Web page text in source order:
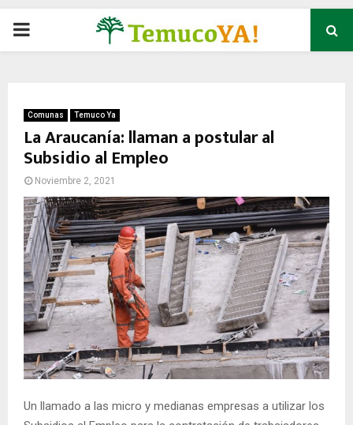
P
M
A
R
Y
M
E
N
Comunas Temuco Ya
La Araucanía: llaman a postular al
Subsidio al Empleo
Noviembre 2, 2021
Un llamado a las micro y medianas empresas a utilizar los